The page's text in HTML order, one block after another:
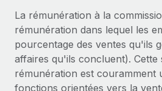
Intégrez et gérez vos
PEO
Sous-traitez les opérations
Comparer Remote
Examinez notre service par
CROISSANCE
Start-ups
pays
Calculateur de paiement
Découvrez les devises
paiement pour vos freelances
Nederlands
Français
Deutsch
Connexion
La rémunération à la
rémunération dans lequel les
pourcentage des ventes qu'ils
affaires qu'ils concluent). Cette
rémunération est couramment
fonctions orientées vers la